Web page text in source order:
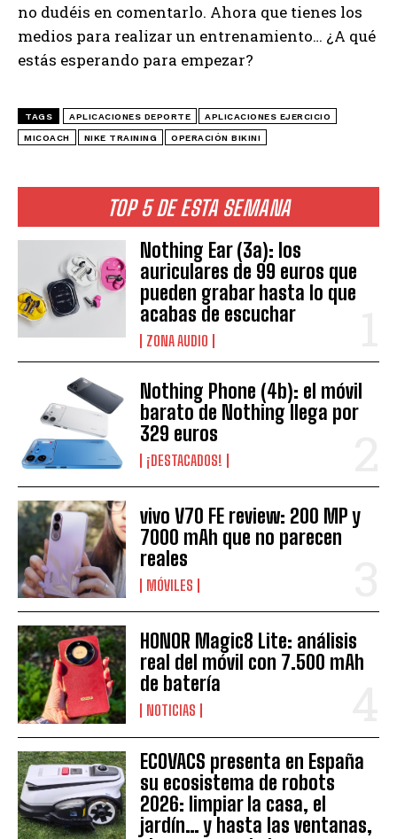
TOP 5 DE ESTA SEMANA
Nothing Ear (3a): los
auriculares de 99 euros que
pueden grabar hasta lo que
acabas de escuchar
ZONA AUDIO
Nothing Phone (4b): el móvil
barato de Nothing llega por
329 euros
¡DESTACADOS!
vivo V70 FE review: 200 MP y
7000 mAh que no parecen
reales
MÓVILES
HONOR Magic8 Lite: análisis
real del móvil con 7.500 mAh
de batería
NOTICIAS
ECOVACS presenta en España
su ecosistema de robots
2026: limpiar la casa, el
jardín… y hasta las ventanas,
no dudéis en comentarlo. Ahora que tienes los
medios para realizar un entrenamiento… ¿A qué
estás esperando para empezar?
TAGS APLICACIONES DEPORTE APLICACIONES EJERCICIO
MICOACH NIKE TRAINING OPERACIÓN BIKINI